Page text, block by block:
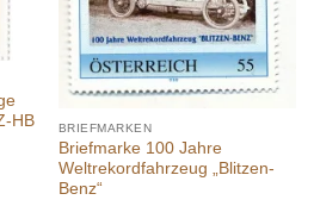
HB
BRIEFMARKEN
Briefmarke 100 Jahre
Weltrekordfahrzeug „Blitzen-
Benz“